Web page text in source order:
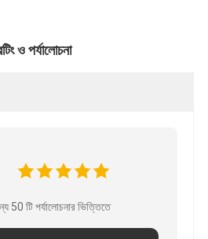
ও পর্যালোচনা
50 টি পর্যালোচনার ভিত্তিতে